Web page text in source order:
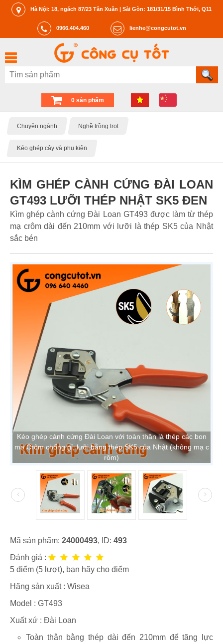
Hà Nội: 18, ngách 87/23 Tân Xuân | Sài Gòn: 181/31/15 Bình Thới, Q11
0966.404.460 lienhe@congcutot.vn
0 sản phẩm
Chuyên ngành Nghề trồng trọt
Kéo ghép cây và phụ kiện
KÌM GHÉP CÀNH CỨNG ĐÀI LOAN
GT493 LƯỠI THÉP NHẬT SK5 ĐEN
Kìm ghép cành cứng Đài Loan GT493 được làm từ thép
mạ crôm dài đến 210mm với lưỡi là thép SK5 của Nhật
sắc bén
Kéo ghép cành cứng Đài Loan với toàn thân là thép các bon
mạ Crôm chống gỉ, lưỡi bằng thép SK5 của Nhật (không mạ c
rôm)
Mã sản phẩm: 24000493, ID: 493
Đánh giá :
5 điểm (5 lượt), bạn hãy cho điểm
Hãng sản xuất : Wisea
Model : GT493
Xuất xứ : Đài Loan
Toàn thân bằng thép dài đến 210mm để tăng lực